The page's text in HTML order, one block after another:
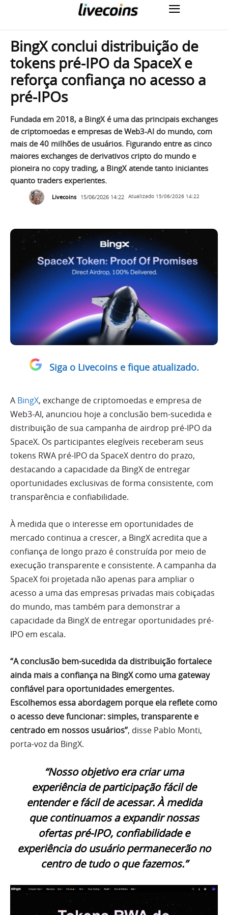
BingX conclui distribuição de
tokens pré-IPO da SpaceX e
reforça confiança no acesso a
pré-IPOs
Fundada em 2018, a BingX é uma das principais exchanges
de criptomoedas e empresas de Web3-AI do mundo, com
mais de 40 milhões de usuários. Figurando entre as cinco
maiores exchanges de derivativos cripto do mundo e
pioneira no copy trading, a BingX atende tanto iniciantes
quanto traders experientes.
Livecoins 15/06/2026 14:22 Atualizado 15/06/2026 14:22
Siga o Livecoins e fique atualizado.
A BingX, exchange de criptomoedas e empresa de
Web3-AI, anunciou hoje a conclusão bem-sucedida e
distribuição de sua campanha de airdrop pré-IPO da
SpaceX. Os participantes elegíveis receberam seus
tokens RWA pré-IPO da SpaceX dentro do prazo,
destacando a capacidade da BingX de entregar
oportunidades exclusivas de forma consistente, com
transparência e confiabilidade.
À medida que o interesse em oportunidades de
mercado continua a crescer, a BingX acredita que a
confiança de longo prazo é construída por meio de
execução transparente e consistente. A campanha da
SpaceX foi projetada não apenas para ampliar o
acesso a uma das empresas privadas mais cobiçadas
do mundo, mas também para demonstrar a
capacidade da BingX de entregar oportunidades pré-
IPO em escala.
“A conclusão bem-sucedida da distribuição fortalece
ainda mais a confiança na BingX como uma gateway
confiável para oportunidades emergentes.
Escolhemos essa abordagem porque ela reflete como
o acesso deve funcionar: simples, transparente e
centrado em nossos usuários”, disse Pablo Monti,
porta-voz da BingX.
“Nosso objetivo era criar uma
experiência de participação fácil de
entender e fácil de acessar. À medida
que continuamos a expandir nossas
ofertas pré-IPO, confiabilidade e
experiência do usuário permanecerão no
centro de tudo o que fazemos.”